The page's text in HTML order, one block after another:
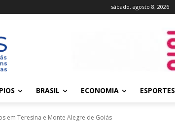
sábado, agosto 8, 2026
BRASIL ECONOMIA ESPORTES
em Teresina e Monte Alegre de Goiás